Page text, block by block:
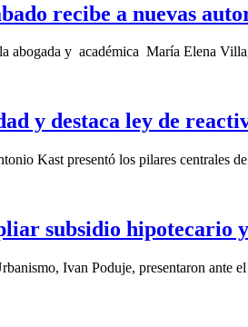
recibe a nuevas
abogada y académica María Elena
y destaca ley de
Kast presentó los pilares centrales
subsidio
Ivan Poduje, presentaron ante